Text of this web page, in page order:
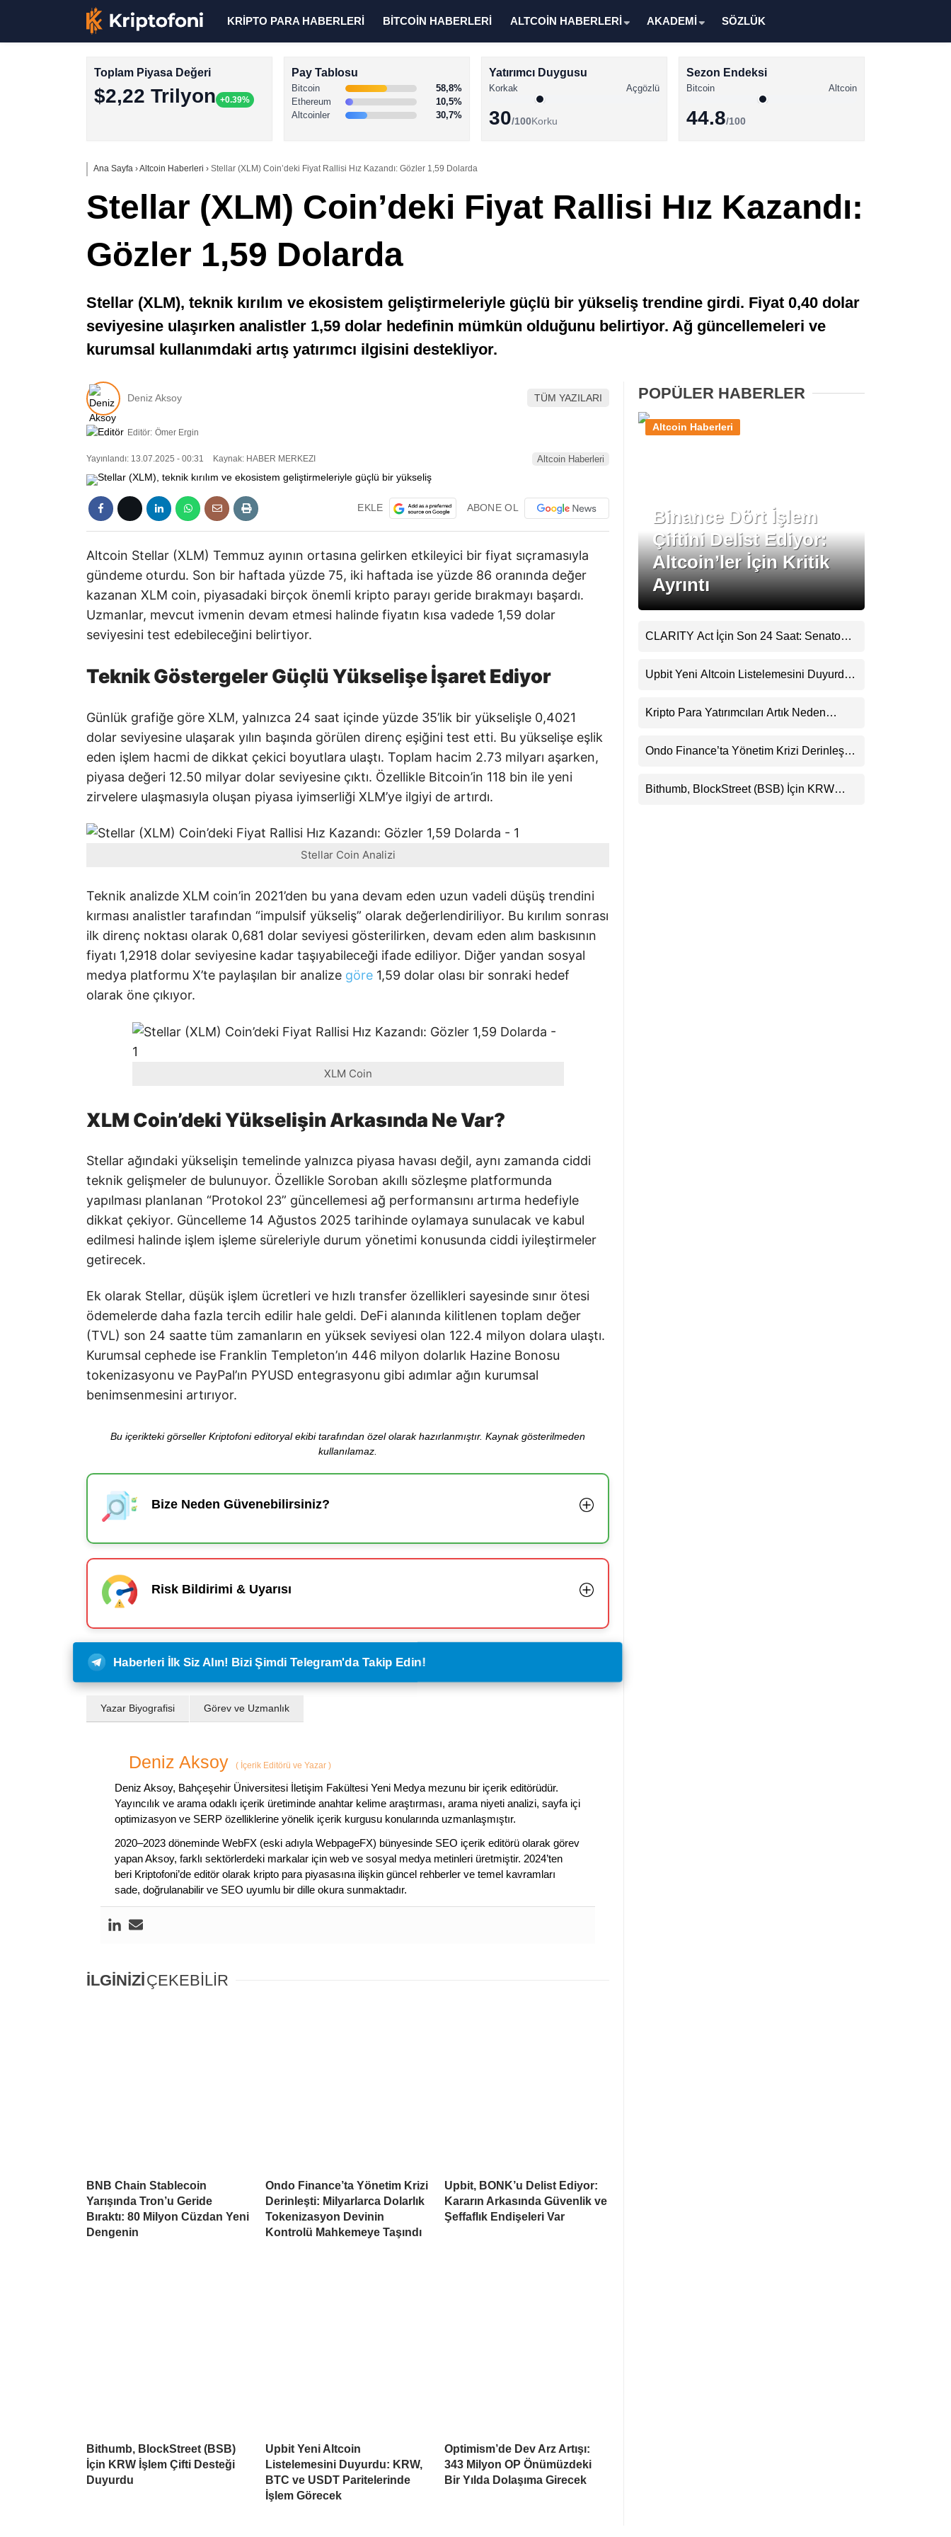
Altcoin Haberleri
Pinterest
KRİPTO PARA HABERLERİ BİTCOİN HABERLERİ ALTCOİN HABERLERİ AKADEMİ SÖZLÜK
Toplam Piyasa Değeri
$2,22 Trilyon +0.39%
Pay Tablosu
Bitcoin
58,8%
Ethereum
10,5%
Altcoinler
30,7%
Yatırımcı Duygusu
Korkak Açgözlü
30/100Korku
Sezon Endeksi
Bitcoin Altcoin
44.8/100
Ana Sayfa ›Altcoin Haberleri › Stellar (XLM) Coin’deki Fiyat Rallisi Hız Kazandı: Gözler 1,59 Dolarda
Stellar (XLM) Coin’deki Fiyat Rallisi Hız Kazandı:
Gözler 1,59 Dolarda
Stellar (XLM), teknik kırılım ve ekosistem geliştirmeleriyle güçlü bir yükseliş trendine girdi. Fiyat 0,40 dolar
seviyesine ulaşırken analistler 1,59 dolar hedefinin mümkün olduğunu belirtiyor. Ağ güncellemeleri ve
kurumsal kullanımdaki artış yatırımcı ilgisini destekliyor.
Deniz Aksoy TÜM YAZILARI
Editör: Ömer Ergin
Yayınlandı: 13.07.2025 - 00:31 Kaynak: HABER MERKEZI Altcoin Haberleri
EKLE ABONE OL
Altcoin Stellar (XLM) Temmuz ayının ortasına gelirken etkileyici bir fiyat sıçramasıyla
gündeme oturdu. Son bir haftada yüzde 75, iki haftada ise yüzde 86 oranında değer
kazanan XLM coin, piyasadaki birçok önemli kripto parayı geride bırakmayı başardı.
Uzmanlar, mevcut ivmenin devam etmesi halinde fiyatın kısa vadede 1,59 dolar
seviyesini test edebileceğini belirtiyor.
Teknik Göstergeler Güçlü Yükselişe İşaret Ediyor
Günlük grafiğe göre XLM, yalnızca 24 saat içinde yüzde 35’lik bir yükselişle 0,4021
dolar seviyesine ulaşarak yılın başında görülen direnç eşiğini test etti. Bu yükselişe eşlik
eden işlem hacmi de dikkat çekici boyutlara ulaştı. Toplam hacim 2.73 milyarı aşarken,
piyasa değeri 12.50 milyar dolar seviyesine çıktı. Özellikle Bitcoin’in 118 bin ile yeni
zirvelere ulaşmasıyla oluşan piyasa iyimserliği XLM’ye ilgiyi de artırdı.
Stellar Coin Analizi
Teknik analizde XLM coin’in 2021’den bu yana devam eden uzun vadeli düşüş trendini
kırması analistler tarafından “impulsif yükseliş” olarak değerlendiriliyor. Bu kırılım sonrası
ilk direnç noktası olarak 0,681 dolar seviyesi gösterilirken, devam eden alım baskısının
fiyatı 1,2918 dolar seviyesine kadar taşıyabileceği ifade ediliyor. Diğer yandan sosyal
medya platformu X’te paylaşılan bir analize göre 1,59 dolar olası bir sonraki hedef
olarak öne çıkıyor.
XLM Coin
XLM Coin’deki Yükselişin Arkasında Ne Var?
Stellar ağındaki yükselişin temelinde yalnızca piyasa havası değil, aynı zamanda ciddi
teknik gelişmeler de bulunuyor. Özellikle Soroban akıllı sözleşme platformunda
yapılması planlanan “Protokol 23” güncellemesi ağ performansını artırma hedefiyle
dikkat çekiyor. Güncelleme 14 Ağustos 2025 tarihinde oylamaya sunulacak ve kabul
edilmesi halinde işlem işleme süreleriyle durum yönetimi konusunda ciddi iyileştirmeler
getirecek.
Ek olarak Stellar, düşük işlem ücretleri ve hızlı transfer özellikleri sayesinde sınır ötesi
ödemelerde daha fazla tercih edilir hale geldi. DeFi alanında kilitlenen toplam değer
(TVL) son 24 saatte tüm zamanların en yüksek seviyesi olan 122.4 milyon dolara ulaştı.
Kurumsal cephede ise Franklin Templeton’ın 446 milyon dolarlık Hazine Bonosu
tokenizasyonu ve PayPal’ın PYUSD entegrasyonu gibi adımlar ağın kurumsal
benimsenmesini artırıyor.
Bu içerikteki görseller Kriptofoni editoryal ekibi tarafından özel olarak hazırlanmıştır. Kaynak gösterilmeden
kullanılamaz.
Bize Neden Güvenebilirsiniz?
Risk Bildirimi & Uyarısı
Haberleri İlk Siz Alın! Bizi Şimdi Telegram'da Takip Edin!
Yazar Biyografisi Görev ve Uzmanlık
Deniz Aksoy ( İçerik Editörü ve Yazar )
Deniz Aksoy, Bahçeşehir Üniversitesi İletişim Fakültesi Yeni Medya mezunu bir içerik editörüdür.
Yayıncılık ve arama odaklı içerik üretiminde anahtar kelime araştırması, arama niyeti analizi, sayfa içi
optimizasyon ve SERP özelliklerine yönelik içerik kurgusu konularında uzmanlaşmıştır.
2020–2023 döneminde WebFX (eski adıyla WebpageFX) bünyesinde SEO içerik editörü olarak görev
yapan Aksoy, farklı sektörlerdeki markalar için web ve sosyal medya metinleri üretmiştir. 2024’ten
beri Kriptofoni’de editör olarak kripto para piyasasına ilişkin güncel rehberler ve temel kavramları
sade, doğrulanabilir ve SEO uyumlu bir dille okura sunmaktadır.
İLGİNİZİÇEKEBİLİR
BNB Chain Stablecoin
Yarışında Tron’u Geride
Bıraktı: 80 Milyon Cüzdan Yeni
Dengenin
Ondo Finance’ta Yönetim Krizi
Derinleşti: Milyarlarca Dolarlık
Tokenizasyon Devinin
Kontrolü Mahkemeye Taşındı
Upbit, BONK’u Delist Ediyor:
Kararın Arkasında Güvenlik ve
Şeffaflık Endişeleri Var
Bithumb, BlockStreet (BSB)
İçin KRW İşlem Çifti Desteği
Duyurdu
Upbit Yeni Altcoin
Listelemesini Duyurdu: KRW,
BTC ve USDT Paritelerinde
İşlem Görecek
Optimism’de Dev Arz Artışı:
343 Milyon OP Önümüzdeki
Bir Yılda Dolaşıma Girecek
POPÜLER HABERLER
Binance Dört İşlem
Çiftini Delist Ediyor:
Altcoin’ler İçin Kritik
Ayrıntı
Altcoin Haberleri
CLARITY Act İçin Son 24 Saat: Senato
Beklentisini Bozabilir
Upbit Yeni Altcoin Listelemesini Duyurdu:
Görecek
Kripto Para Yatırımcıları Artık Neden
Ondo Finance’ta Yönetim Krizi Derinleşti:
Kontrolü Mahkemeye Taşındı
Bithumb, BlockStreet (BSB) İçin KRW